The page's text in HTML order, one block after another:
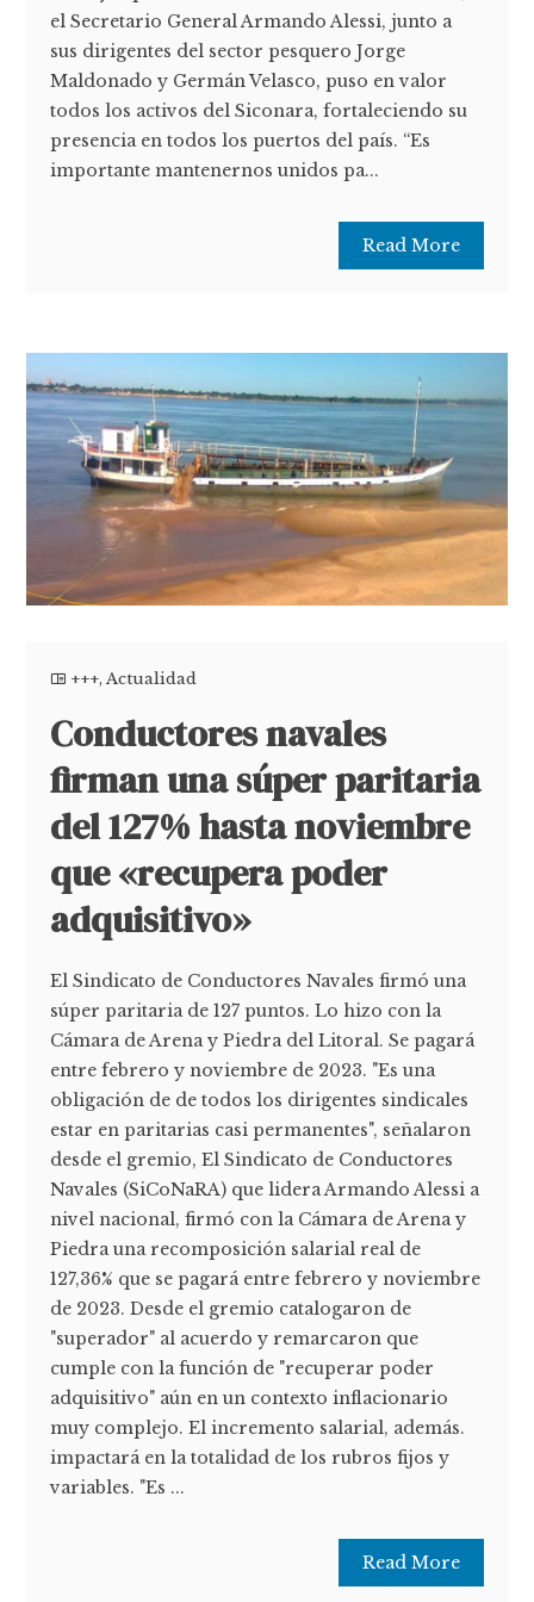
el Secretario General Armando Alessi, junto a
sus dirigentes del sector pesquero Jorge
Maldonado y Germán Velasco, puso en valor
todos los activos del Siconara, fortaleciendo su
presencia en todos los puertos del país. “Es
importante mantenernos unidos pa...
Read More
+++,Actualidad
Conductores navales
firman una súper paritaria
del 127% hasta noviembre
que «recupera poder
adquisitivo»
El Sindicato de Conductores Navales firmó una
súper paritaria de 127 puntos. Lo hizo con la
Cámara de Arena y Piedra del Litoral. Se pagará
entre febrero y noviembre de 2023. "Es una
obligación de de todos los dirigentes sindicales
estar en paritarias casi permanentes", señalaron
desde el gremio, El Sindicato de Conductores
Navales (SiCoNaRA) que lidera Armando Alessi a
nivel nacional, firmó con la Cámara de Arena y
Piedra una recomposición salarial real de
127,36% que se pagará entre febrero y noviembre
de 2023. Desde el gremio catalogaron de
"superador" al acuerdo y remarcaron que
cumple con la función de "recuperar poder
adquisitivo" aún en un contexto inflacionario
muy complejo. El incremento salarial, además.
impactará en la totalidad de los rubros fijos y
variables. "Es ...
Read More